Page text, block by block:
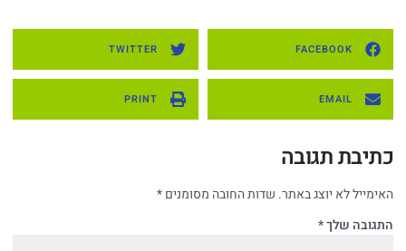
FACEBOOK
TWITTER
EMAIL
PRINT
כתיבת תגובה
האימייל לא יוצג באתר. שדות החובה מסומנים*
התגובה שלך*